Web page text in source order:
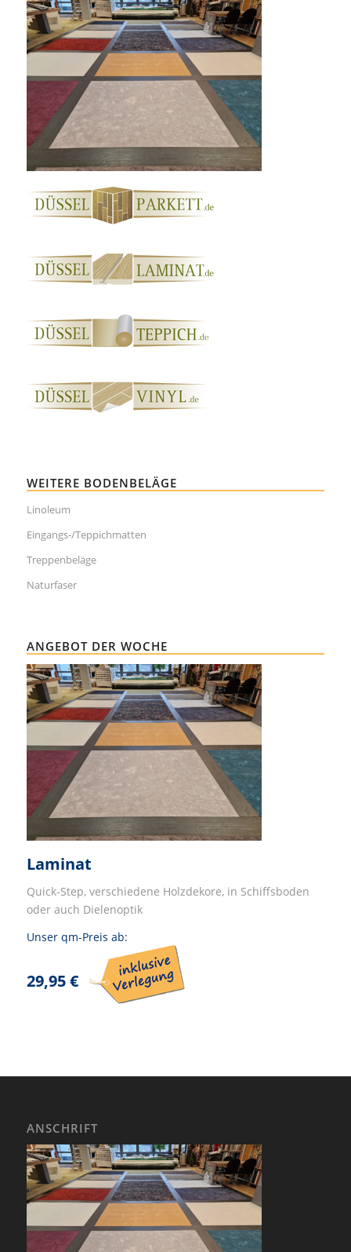
WEITERE BODENBELÄGE
Linoleum
Eingangs-/Teppichmatten
Treppenbeläge
Naturfaser
ANGEBOT DER WOCHE
Laminat
Quick-Step, verschiedene Holzdekore, in Schiffsboden
oder auch Dielenoptik
Unser qm-Preis ab:
29,95 €
ANSCHRIFT